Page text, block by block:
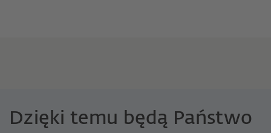
Dzięki temu będą Państwo